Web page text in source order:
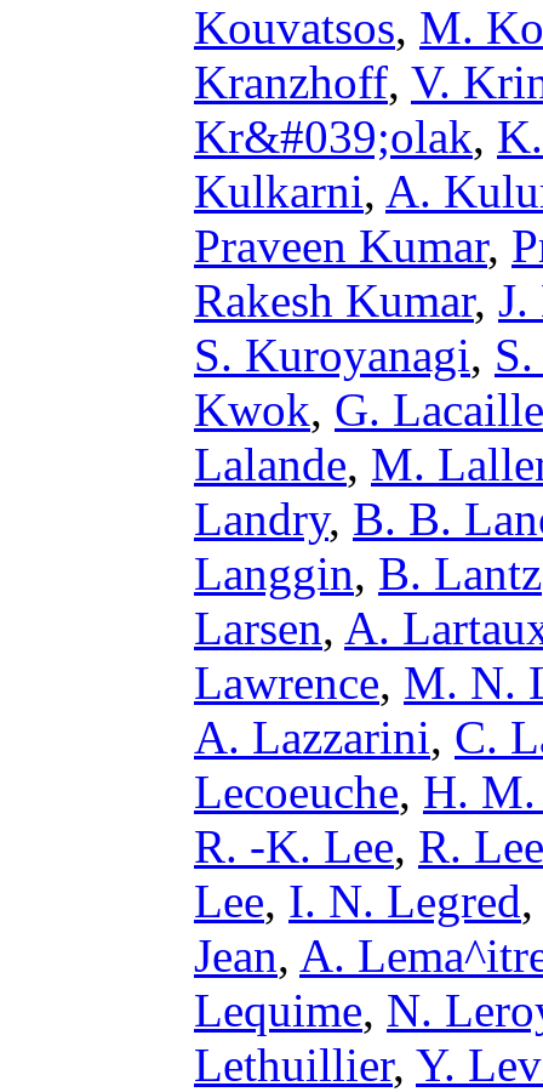
Kouvatsos, M.
Kranzhoff, V.
Kr&#039;olak,
Kulkarni, A.
Praveen Kumar,
Rakesh Kumar, J.
S. Kuroyanagi,
Kwok, G. Lacaille
Lalande, M.
Landry, B. B.
Langgin, B. Lantz
Larsen, A.
Lawrence, M. N.
A. Lazzarini, C.
Lecoeuche, H. M.
R. -K. Lee, R. Lee
Lee, I. N. Legred
Jean, A.
Lequime, N.
Lethuillier, Y.